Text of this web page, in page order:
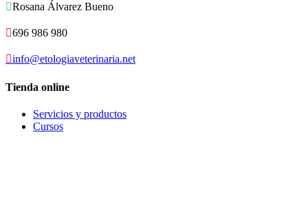
Rosana Álvarez Bueno
696 986 980
info@etologiaveterinaria.net
Tienda online
Servicios y productos
Cursos